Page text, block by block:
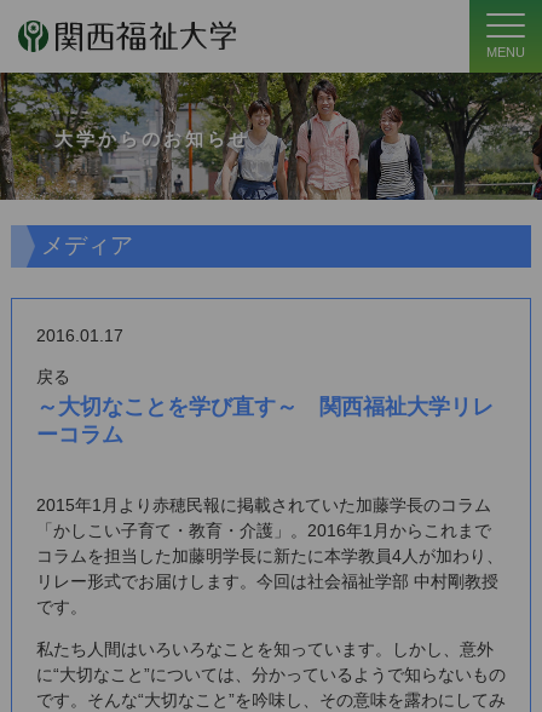
MENU
大学からのお知らせ
メディア
2016.01.17
戻る
～大切なことを学び直す～ 関西福祉大学リレ
ーコラム
2015年1月より赤穂民報に掲載されていた加藤学長のコラム
「かしこい子育て・教育・介護」。2016年1月からこれまで
コラムを担当した加藤明学長に新たに本学教員4人が加わり、
リレー形式でお届けします。今回は社会福祉学部 中村剛教授
です。
私たち人間はいろいろなことを知っています。しかし、意外
に“大切なこと”については、分かっているようで知らないもの
です。そんな“大切なこと”を吟味し、その意味を露わにしてみ